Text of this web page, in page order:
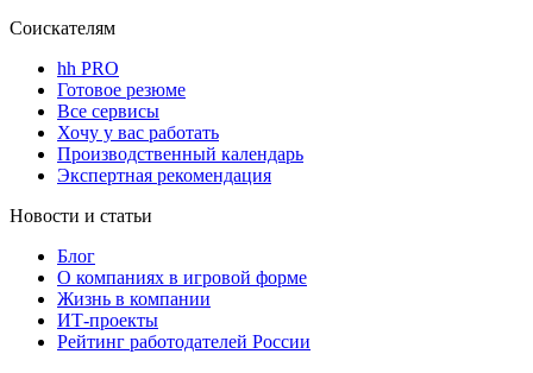
Соискателям
hh PRO
Готовое резюме
Все сервисы
Хочу у вас работать
Производственный календарь
Экспертная рекомендация
Новости и статьи
Блог
О компаниях в игровой форме
Жизнь в компании
ИТ-проекты
Рейтинг работодателей России